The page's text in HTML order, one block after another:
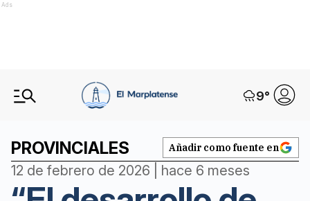
Ads
9°
PROVINCIALES Añadir como fuente en
12 de febrero de 2026 | hace 6 meses